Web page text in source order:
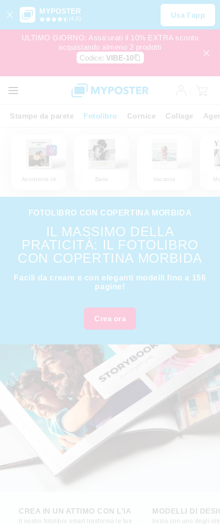
MYPOSTER
(4,6) Usa l’app
ULTIMO GIORNO: Assicurati il 10% EXTRA sconto
acquistando almeno 2 prodotti
Codice: VIBE-10
Stampe da parete Fotolibro Cornice Collage
Assistente IA Base Vacanze
FOTOLIBRO CON COPERTINA MORBIDA
IL MASSIMO DELLA
PRATICITÀ: IL FOTOLIBRO
CON COPERTINA MORBIDA
Facili da creare e con eleganti modelli fino a 156
pagine!
Crea ora
CREA IN UN ATTIMO CON L’IA
Il nostro fotolibro smart trasforma le tue
MODELLI DI
Inizia con uno degli